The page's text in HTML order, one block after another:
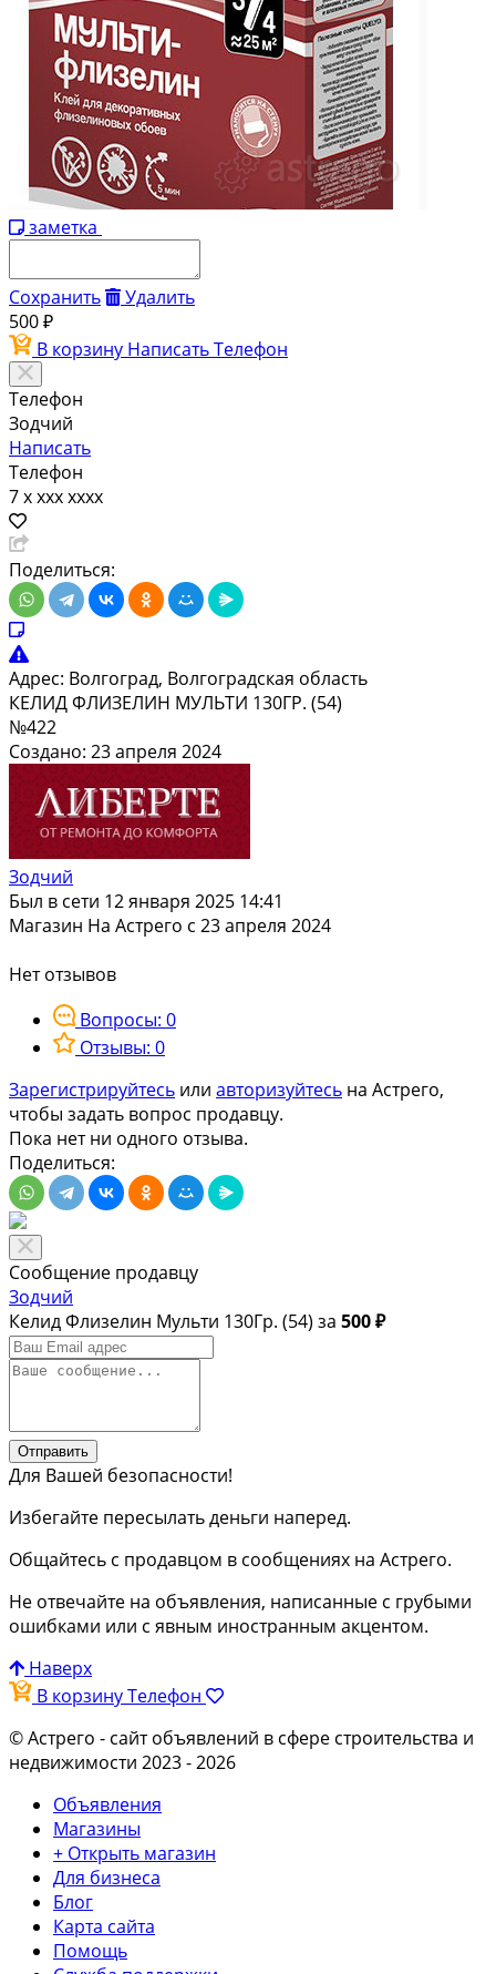
заметка
Сохранить
Удалить
500 ₽
В корзину НаписатьТелефон
Телефон
Зодчий
Написать
Телефон
7 x xxx xxxx
Поделиться:
Адрес: Волгоград, Волгоградская область
КЕЛИД ФЛИЗЕЛИН МУЛЬТИ 130ГР. (54)
№422
Создано: 23 апреля 2024
Зодчий
Был в сети 12 января 2025 14:41
Магазин На Астрего с 23 апреля 2024
Нет отзывов
Вопросы: 0
Отзывы: 0
Зарегистрируйтесь или авторизуйтесь на Астрего,
чтобы задать вопрос продавцу.
Пока нет ни одного отзыва.
Поделиться:
Сообщение продавцу
Зодчий
Келид Флизелин Мульти 130Гр. (54) за 500 ₽
Отправить
Для Вашей безопасности!
Избегайте пересылать деньги наперед.
Общайтесь с продавцом в сообщениях на Астрего.
Не отвечайте на объявления, написанные с грубыми
ошибками или с явным иностранным акцентом.
Наверх
В корзинуТелефон
© Астрего - сайт объявлений в сфере строительства и
недвижимости 2023 - 2026
Объявления
Магазины
+ Открыть магазин
Для бизнеса
Блог
Карта сайта
Помощь